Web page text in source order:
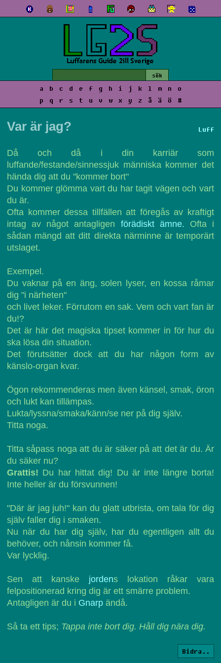
a b c d e f g h i j k l m n
o
p
q r s t u v w x y z å ä ö #
Luff
Var är jag?
Då och då i din karriär som
luffande/festande/sinnessjuk människa kommer det
hända dig att du "kommer bort"
Du kommer glömma vart du har tagit vägen och vart
du är.
Ofta kommer dessa tillfällen att föregås av kraftigt
intag av något antagligen förädiskt ämne. Ofta i
sådan mängd att ditt direkta närminne är temporärt
utslaget.
Exempel.
Du vaknar på en äng, solen lyser, en kossa råmar
dig "i närheten"
och livet leker. Förrutom en sak. Vem och vart fan är
du!?
Det är här det magiska tipset kommer in för hur du
ska lösa din situation.
Det förutsätter dock att du har någon form av
känslo-organ kvar.
Ögon rekommenderas men även känsel, smak, öron
och lukt kan tillämpas.
Lukta/lyssna/smaka/känn/se ner på dig själv.
Titta noga.
Titta såpass noga att du är säker på att det är du. Är
du säker nu?
Grattis! Du har hittat dig! Du är inte längre borta!
Inte heller är du försvunnen!
"Där är jag juh!" kan du glatt utbrista, om tala för dig
själv faller dig i smaken.
Nu när du har dig själv, har du egentligen allt du
behöver, och nånsin kommer få.
Var lycklig.
Sen att kanske jordens lokation råkar vara
felpositionerad kring dig är ett smärre problem.
Antagligen är du i Gnarp ändå.
Så ta ett tips; Tappa inte bort dig. Håll dig nära dig.
Bidra..